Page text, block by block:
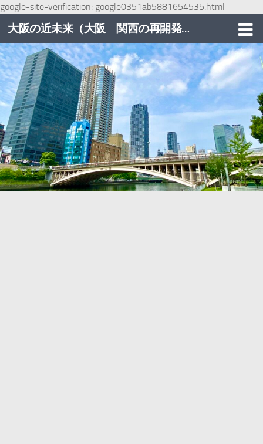
google-site-verification: google0351ab5881654535.html
コンテンツへスキップ
大阪の近未来（大阪 関西の再開発巡り）